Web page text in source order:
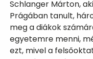
Schlanger Márton,
Prágában tanult,
meg a diákok
egyetemre menni,
ezt, mivel a